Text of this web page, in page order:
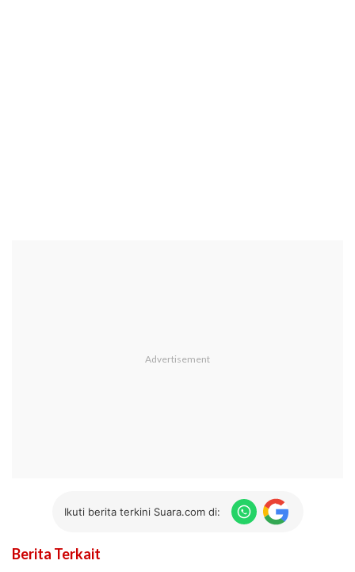
Ikuti berita terkini Suara.com di:
Berita Terkait